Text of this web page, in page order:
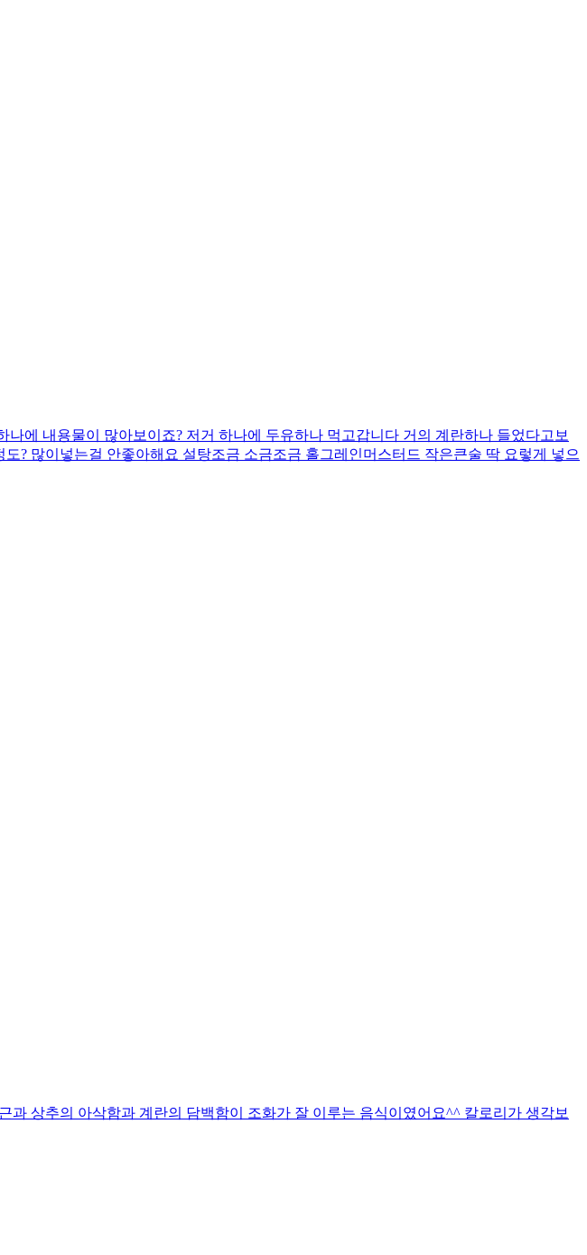
에 내용물이 많아보이죠? 저거 하나에 두유하나 먹고갑니다 거의 계란하나 들었다고보
? 많이넣는걸 안좋아해요 설탕조금 소금조금 홀그레인머스터드 작은큰술 딱 요렇게 넣으
상추의 아삭함과 계란의 담백함이 조화가 잘 이루는 음식이였어요^^ 칼로리가 생각보